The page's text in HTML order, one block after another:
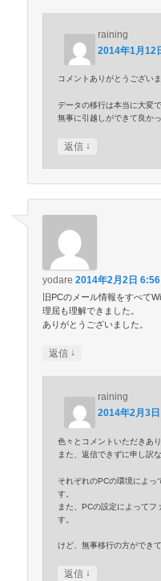
raining
2014年1月12
コメントありがとうございま
データの移行は本当に大変で
無事に引越しができて良か
返信 ↓
yodare 2014年2月2日 6:56
旧PCのメール情報をすべて
理屈も理解できました。
ありがとうございました。
返信 ↓
raining
2014年2月3
色々とコメントいただきあ
また、返信できずに申し訳な
それぞれのPCの環境によっ
す。
また、PCの設定によってフ
す。
けど、無事移行の方ができ
返信 ↓